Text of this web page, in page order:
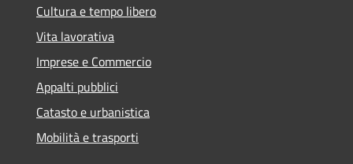
Cultura e tempo libero
Vita lavorativa
Imprese e Commercio
Appalti pubblici
Catasto e urbanistica
Mobilità e trasporti